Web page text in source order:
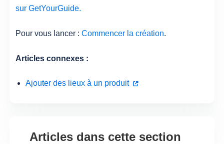
sur GetYourGuide.
Pour vous lancer :Commencer la création.
Articles connexes :
Ajouter des lieux à un produit
Articles dans cette section